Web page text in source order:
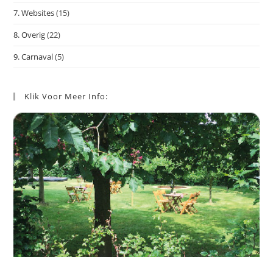
7. Websites(15)
8. Overig(22)
9. Carnaval(5)
Klik Voor Meer Info: